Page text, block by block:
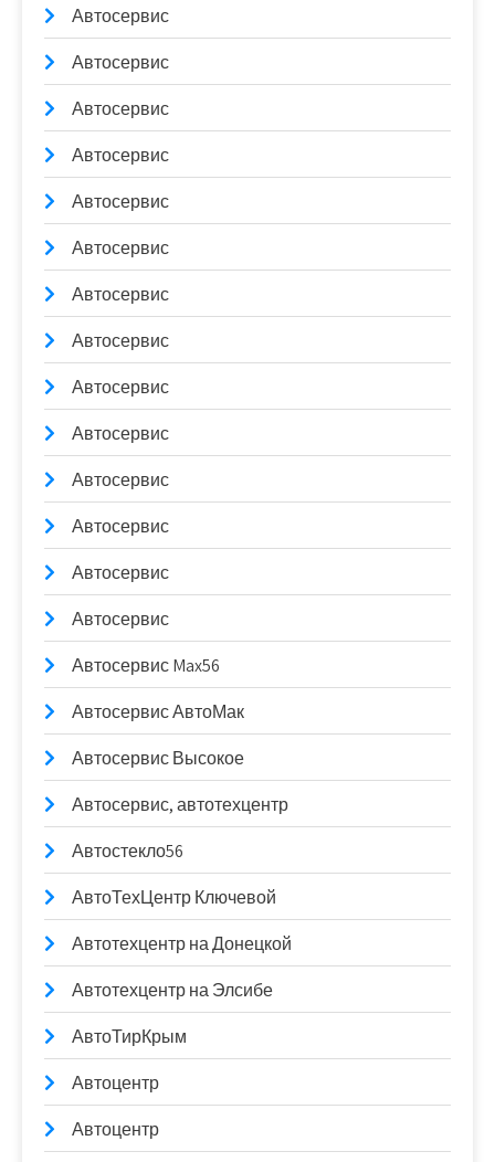
Автосервис
Автосервис
Автосервис
Автосервис
Автосервис
Автосервис
Автосервис
Автосервис
Автосервис
Автосервис
Автосервис
Автосервис
Автосервис
Автосервис
Автосервис Max56
Автосервис АвтоМак
Автосервис Высокое
Автосервис, автотехцентр
Автостекло56
АвтоТехЦентр Ключевой
Автотехцентр на Донецкой
Автотехцентр на Элсибе
АвтоТирКрым
Автоцентр
Автоцентр